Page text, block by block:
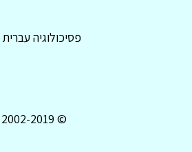
פסיכולוגיה עברית
© 2002-2019 כל הזכויות שמורות לפסיכולוגיה עברית